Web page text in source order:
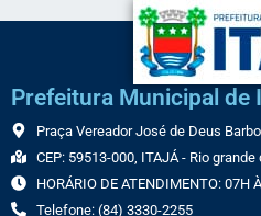
Prefeitura Municipal de
Praça Vereador José de Deus
CEP: 59513-000, ITAJÁ - Rio grande
HORÁRIO DE ATENDIMENTO: 07H
Telefone: (84) 3330-2255